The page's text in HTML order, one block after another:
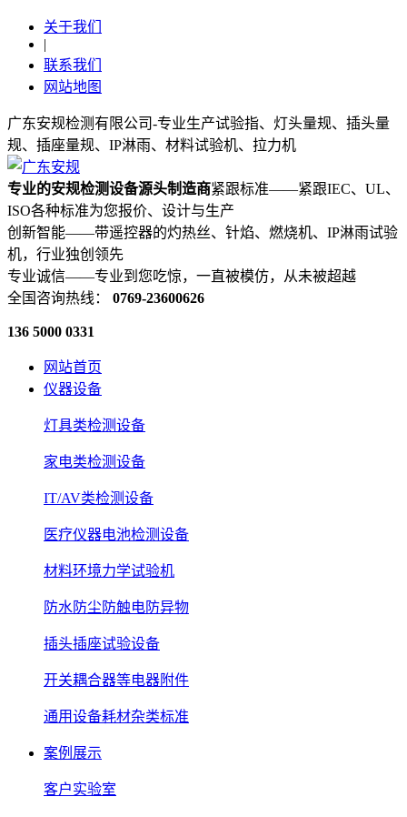
关于我们
|
联系我们
网站地图
广东安规检测有限公司-专业生产试验指、灯头量规、插头量
规、插座量规、IP淋雨、材料试验机、拉力机
专业的安规检测设备源头制造商紧跟标准——紧跟IEC、UL、
ISO各种标准为您报价、设计与生产
创新智能——带遥控器的灼热丝、针焰、燃烧机、IP淋雨试验
机，行业独创领先
专业诚信——专业到您吃惊，一直被模仿，从未被超越
全国咨询热线： 0769-23600626
136 5000 0331
网站首页
仪器设备
灯具类检测设备
家电类检测设备
IT/AV类检测设备
医疗仪器电池检测设备
材料环境力学试验机
防水防尘防触电防异物
插头插座试验设备
开关耦合器等电器附件
通用设备耗材杂类标准
案例展示
客户实验室